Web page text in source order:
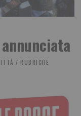
/ RUBRICHE